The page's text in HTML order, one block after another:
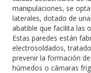
manipulaciones, se
laterales, dotado de
abatible que facilita las
Estas paredes están
electrosoldados,
prevenir la formación
húmedos o cámaras